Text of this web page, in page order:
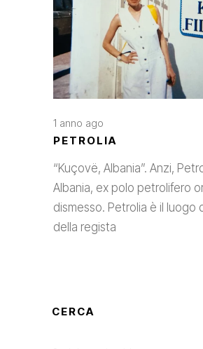
1 anno ago
PETROLIA
“Kuçovë, Albania”. Anzi,
Albania, ex polo petrolifero
dismesso. Petrolia è il luogo
della regista
CERCA